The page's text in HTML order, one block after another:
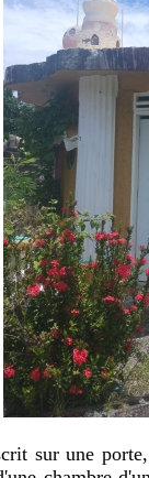
sur une